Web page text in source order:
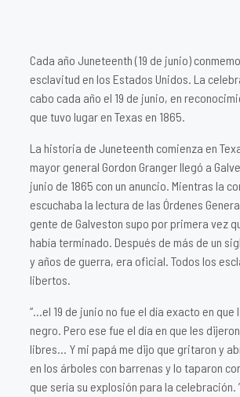
Cada año Juneteenth (19 de junio)
esclavitud en los Estados Unidos. La
cabo cada año el 19 de junio, en
que tuvo lugar en Texas en 1865.
La historia de Juneteenth comienza en
mayor general Gordon Granger llegó a
junio de 1865 con un anuncio. Mientras la
escuchaba la lectura de las Órdenes
gente de Galveston supo por primera vez
había terminado. Después de más de un
y años de guerra, era oficial. Todos los
libertos.
“…el 19 de junio no fue el día exacto en que
negro. Pero ese fue el día en que les
libres… Y mi papá me dijo que gritaron y
en los árboles con barrenas y lo taparon
que sería su explosión para la celebración.